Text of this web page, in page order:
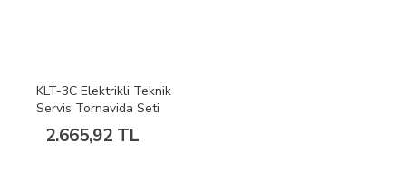
KLT-3C Elektrikli Teknik
Servis Tornavida Seti
Uç+Adaptör Dahil
2.665,92 TL